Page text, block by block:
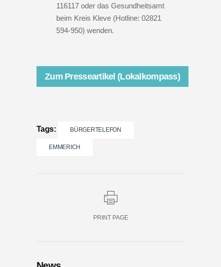
116117 oder das Gesundheitsamt
beim Kreis Kleve (Hotline: 02821
594-950) wenden.
Zum Presseartikel (Lokalkompass)
Tags: BÜRGERTELEFON
EMMERICH
PRINT PAGE